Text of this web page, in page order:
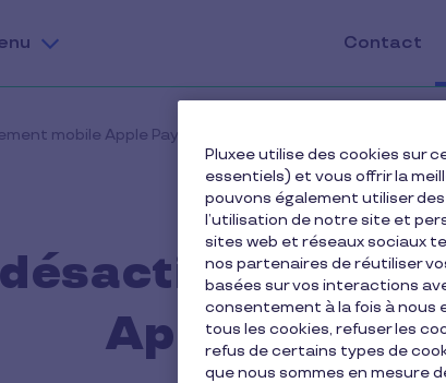
Contact
mobile Apple Pay ?
le
Apple Pay ?
Pluxee utilise des cookies sur
essentiels) et vous offrir la
pouvons également utiliser
l’utilisation de notre site et
sites web et réseaux sociaux
nos partenaires de réutiliser
basées sur vos interactions
consentement à la fois à
tous les cookies, refuser les
refus de certains types de
que nous sommes en mesure